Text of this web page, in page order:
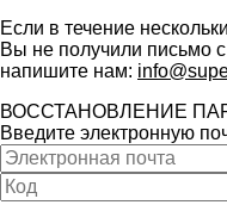
Если в течение
Вы не получили письмо
напишите нам:
ВОССТАНОВЛЕНИЕ
Введите электронную